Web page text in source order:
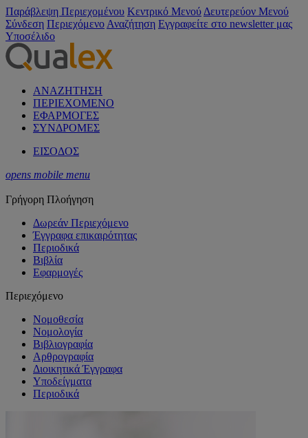
Παράβλεψη Περιεχομένου Κεντρικό Μενού Δευτερεύον Μενού
Σύνδεση Περιεχόμενο Αναζήτηση Εγγραφείτε στο newsletter μας
Υποσέλιδο
ΑΝΑΖΗΤΗΣΗ
ΠΕΡΙΕΧΟΜΕΝΟ
ΕΦΑΡΜΟΓΕΣ
ΣΥΝΔΡΟΜΕΣ
ΕΙΣΟΔΟΣ
opens mobile menu
Γρήγορη Πλοήγηση
Δωρεάν Περιεχόμενο
Έγγραφα επικαιρότητας
Περιοδικά
Βιβλία
Εφαρμογές
Περιεχόμενο
Νομοθεσία
Νομολογία
Βιβλιογραφία
Αρθρογραφία
Διοικητικά Έγγραφα
Υποδείγματα
Περιοδικά